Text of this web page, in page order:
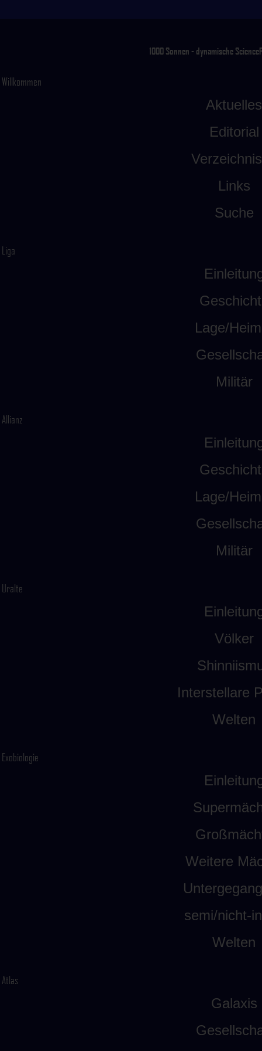
1000 Sonnen - dynamische
Willkommen
Aktuelles
Editorial
Links
Suche
Liga
Lage/
Militär
Allianz
Lage/
Militär
Uralte
Völker
Interstellare
Welten
Exobiologie
Weitere
semi/nicht-
Welten
Atlas
Galaxis